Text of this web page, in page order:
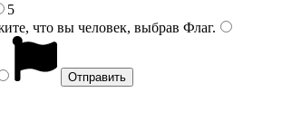
5
что вы человек, выбрав Флаг.